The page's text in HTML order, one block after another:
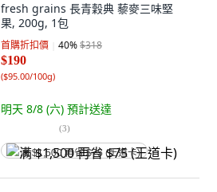
fresh grains 長青穀典 藜麥三味堅
果, 200g, 1包
首購折扣價 40%$318
$190
($95.00/100g)
明天 8/8 (六) 預計送達
(3)
满 $1,500 再省 $75 (王道卡)